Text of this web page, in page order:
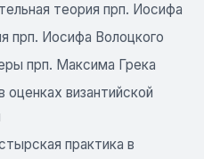
теория прп. Иосифа
прп. Иосифа Волоцкого
прп. Максима Грека
оценках византийской
практика в